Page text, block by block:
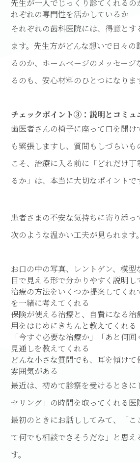
先生が一人でじっくり診てくれるの
れぞれの専門性を活かしているか
それぞれの歯科医院には、得意とす
ます。先生方がどんな想いで日々の
るのか、ホームページのメッセージ
るのも、安心材料のひとつになりま
チェックポイント③：説明とコミュ
歯医者さんの椅子に座って口を開け
も緊張しますし、質問もしづらいも
こそ、治療に入る前に「どれだけ
るか」は、本当に大切なポイントで
患者さまの不安な気持ちに寄り添っ
次のような温かい工夫が見られます。
お口の中の写真、レントゲン、模型
目で見える形で分かりやすく説明し
治療の方法をいくつか提案してくれ
を一緒に考えてくれる
保険が使える治療と、自費になる治
用をはじめにきちんと教えてくれる
「今すぐ必要な治療か」「あと何
見通しを教えてくれる
どんな小さな質問でも、耳を傾けて
雰囲気がある
最近は、初めて診察を受けるときに
セリング」の時間を取ってくれる医
最初のときにお話ししてみて、「こ
て何でも相談できそうだな」と思え
す。